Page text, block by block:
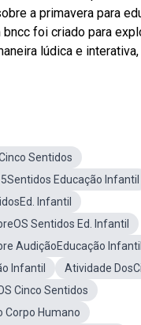
a primavera para
foi criado para
lúdica e
Sentidos
Educação Infantil
Infantil
Sentidos Ed. Infantil
AudiçãoEducação Infantil
Infantil
Atividade
Cinco Sentidos
Corpo Humano